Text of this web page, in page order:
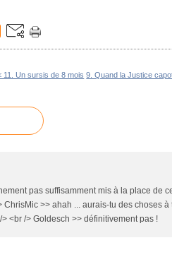
11. Un sursis de 8 mois 9. Quand la Justice
pas suffisamment mis à la place de
>> ahah ... aurais-tu des choses
<br /> Goldesch >> définitivement pas !